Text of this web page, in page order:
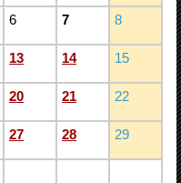
6 7 8
13 14 15
20 21 22
27 28 29